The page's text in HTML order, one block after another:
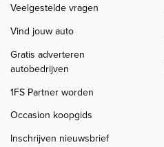
Veelgestelde vragen
Vind jouw auto
Gratis adverteren
autobedrijven
1FS Partner worden
Occasion koopgids
Inschrijven nieuwsbrief